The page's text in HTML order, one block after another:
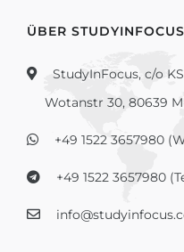
ÜBER STUDYINFOCUS
StudyInFocus, c/o
Wotanstr 30, 80639
+49 1522 3657980
+49 1522 3657980